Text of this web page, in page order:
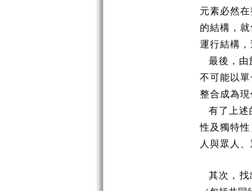
元素必然
的結構，
運行結構
最後，由
不可能以
整合成為現
有了上述
性及獨特
人與眾人
其次，找